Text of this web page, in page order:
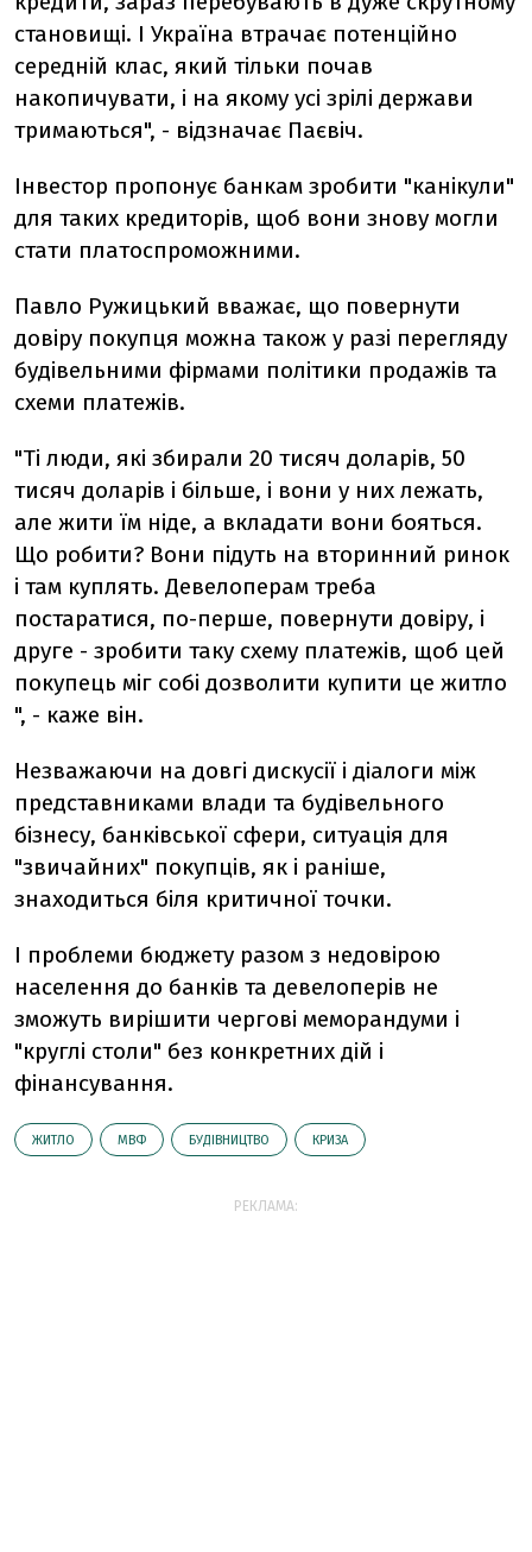
становищі. І Україна втрачає потенційно
середній клас, який тільки почав
накопичувати, і на якому усі зрілі держави
тримаються", - відзначає Паєвіч.
Інвестор пропонує банкам зробити "канікули"
для таких кредиторів, щоб вони знову могли
стати платоспроможними.
Павло Ружицький вважає, що повернути
довіру покупця можна також у разі перегляду
будівельними фірмами політики продажів та
схеми платежів.
"Ті люди, які збирали 20 тисяч доларів, 50
тисяч доларів і більше, і вони у них лежать,
але жити їм ніде, а вкладати вони бояться.
Що робити? Вони підуть на вторинний ринок
і там куплять. Девелоперам треба
постаратися, по-перше, повернути довіру, і
друге - зробити таку схему платежів, щоб цей
покупець міг собі дозволити купити це житло
", - каже він.
Незважаючи на довгі дискусії і діалоги між
представниками влади та будівельного
бізнесу, банківської сфери, ситуація для
"звичайних" покупців, як і раніше,
знаходиться біля критичної точки.
І проблеми бюджету разом з недовірою
населення до банків та девелоперів не
зможуть вирішити чергові меморандуми і
"круглі столи" без конкретних дій і
фінансування.
ЖИТЛО МВФ БУДІВНИЦТВО КРИЗА
РЕКЛАМА: